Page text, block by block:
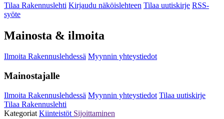
Tilaa Rakennuslehti Kirjaudu näköislehteen Tilaa uutiskirje RSS-
syöte
Mainosta & ilmoita
Ilmoita Rakennuslehdessä Myynnin yhteystiedot
Mainostajalle
Ilmoita Rakennuslehdessä Myynnin yhteystiedot Tilaa uutiskirje
Tilaa Rakennuslehti
Kategoriat Kiinteistöt Sijoittaminen